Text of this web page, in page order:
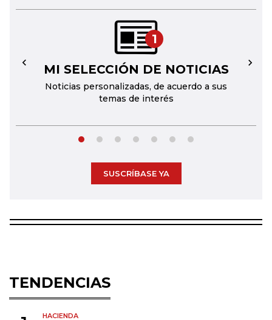
1
MI SELECCIÓN DE NOTICIAS
Noticias personalizadas, de acuerdo a sus
temas de interés
← →
SUSCRÍBASE YA
TENDENCIAS
HACIENDA